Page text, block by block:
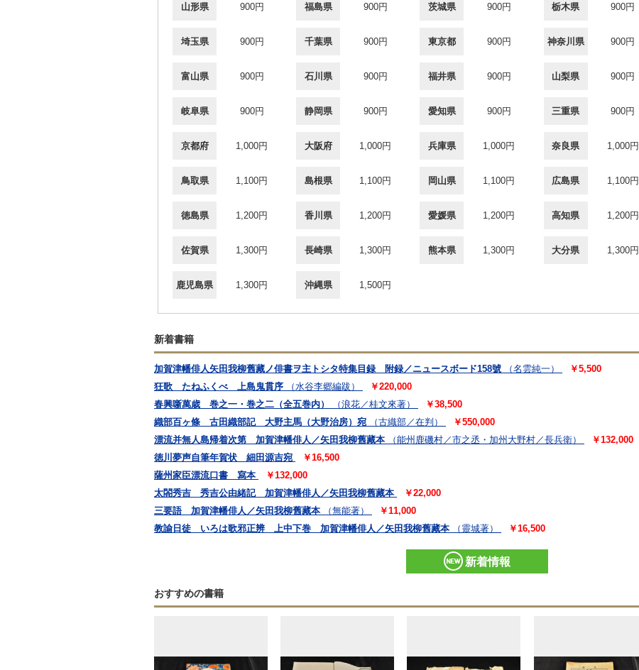
山形県 900円 福島県 900円 茨城県 900円 栃木県 900円
埼玉県 900円 千葉県 900円 東京都 900円 神奈川県 900円
富山県 900円 石川県 900円 福井県 900円 山梨県 900円
岐阜県 900円 静岡県 900円 愛知県 900円 三重県 900円
京都府 1,000円 大阪府 1,000円 兵庫県 1,000円 奈良県 1,000円
鳥取県 1,100円 島根県 1,100円 岡山県 1,100円 広島県 1,100円
徳島県 1,200円 香川県 1,200円 愛媛県 1,200円 高知県 1,200円
佐賀県 1,300円 長崎県 1,300円 熊本県 1,300円 大分県 1,300円
鹿児島県 1,300円 沖縄県 1,500円
新着書籍
加賀津幡俳人矢田我柳舊藏ノ俳書ヲ主トシタ特集目録 附録／ニュースボード158號 （名雲純一）
￥5,500
狂歌 たねふくべ 上島鬼貫序
（水谷李郷編跋）
￥220,000
春興噺萬歳 巻之一・巻之二（全五巻内）
（浪花／桂文來著）
￥38,500
織部百ヶ條 古田織部記 大野主馬（大野治房）宛
（古織部／在判）
￥550,000
漂流并無人島帰着次第 加賀津幡俳人／矢田我柳舊藏本
（能州鹿磯村／市之丞・加州大野村／長兵衛）
￥132,000
徳川夢声自筆年賀状 細田源吉宛
￥16,500
薩州家臣漂流口書 寫本
￥132,000
太閤秀吉 秀吉公由緒記 加賀津幡俳人／矢田我柳舊藏本
￥22,000
三要語 加賀津幡俳人／矢田我柳舊藏本
（無能著）
￥11,000
教諭日徒 いろは歌邪正辨 上中下巻 加賀津幡俳人／矢田我柳舊藏本
（靈城著） ￥16,500
新着情報
おすすめの書籍